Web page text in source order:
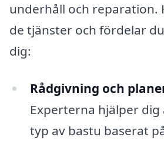
underhåll och reparation.
de tjänster och fördelar
dig:
Rådgivning och
Experterna hjälper
typ av bastu baserat